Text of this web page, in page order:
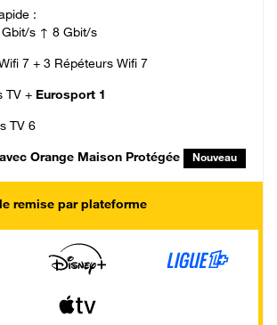
:
s ↑ 8 Gbit/s
7 + 3 Répéteurs Wifi 7
TV + Eurosport 1
TV 6
avec Orange Maison Protégée Nouveau
remise par plateforme